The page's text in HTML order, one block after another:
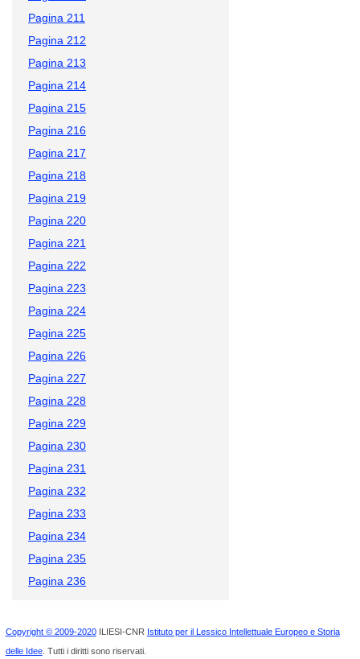
Pagina 211
Pagina 212
Pagina 213
Pagina 214
Pagina 215
Pagina 216
Pagina 217
Pagina 218
Pagina 219
Pagina 220
Pagina 221
Pagina 222
Pagina 223
Pagina 224
Pagina 225
Pagina 226
Pagina 227
Pagina 228
Pagina 229
Pagina 230
Pagina 231
Pagina 232
Pagina 233
Pagina 234
Pagina 235
Pagina 236
Copyright © 2009-2020ILIESI-CNR Istituto per il Lessico Intellettuale Europeo e Storia
delle Idee. Tutti i diritti sono riservati.